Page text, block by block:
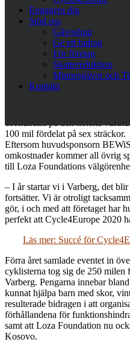
Engagera dig
Stöd oss
Gåvoshop
Ge ett bidrag
För företag
Skattereduktion
Minnesgåvor och
Kontakt
att ha tagit sig genom Europa
mest utsatta människor. Nu har
välgörenhetsorganisationen
huvudsponsorn BEWiSynbra
göras igen i maj 2020.
Läs mer: Här göms
årtioenden
Årets upplaga av
Med start i Varberg, Sverige 17
Trondheim på den norska
100 mil fördelat på sex sträckor.
Eftersom huvudsponsorn
omkostnader kommer all övrig
till Loza Foundations
– I år startar vi i Varberg, det blir
fortsätter. Vi är otroligt
gör, i och med att företaget har
perfekt att Cycle4Europe 2020
Läs mer: Succé för
Förra året samlade eventet in
cyklisterna tog sig de 250
Varberg. Pengarna innebar
kunnat hjälpa barn med skor,
resulterade bidragen i att
förhållandena för
samt att Loza Foundation nu
Kosovo.